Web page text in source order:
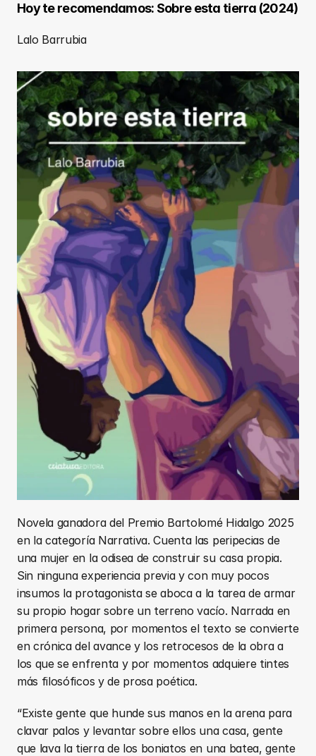
Hoy te recomendamos: Sobre esta tierra (2024)
Lalo Barrubia
Novela ganadora del Premio Bartolomé Hidalgo 2025
en la categoría Narrativa. Cuenta las peripecias de
una mujer en la odisea de construir su casa propia.
Sin ninguna experiencia previa y con muy pocos
insumos la protagonista se aboca a la tarea de armar
su propio hogar sobre un terreno vacío. Narrada en
primera persona, por momentos el texto se convierte
en crónica del avance y los retrocesos de la obra a
los que se enfrenta y por momentos adquiere tintes
más filosóficos y de prosa poética.
“Existe gente que hunde sus manos en la arena para
clavar palos y levantar sobre ellos una casa, gente
que lava la tierra de los boniatos en una batea, gente